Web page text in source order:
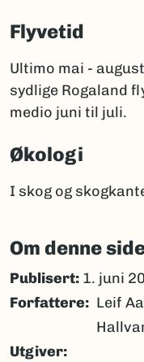
Flyvetid
Ultimo mai -
sydlige Rogaland
medio juni til juli.
Økologi
I skog og
Om denne
Publisert: 1. juni
Forfattere
Leif
Utgiver